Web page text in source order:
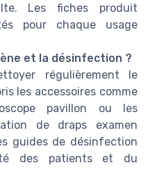
Les fiches produit
pour chaque usage
et la désinfection ?
régulièrement le
les accessoires comme
pavillon ou les
de draps examen
guides de désinfection
des patients et du